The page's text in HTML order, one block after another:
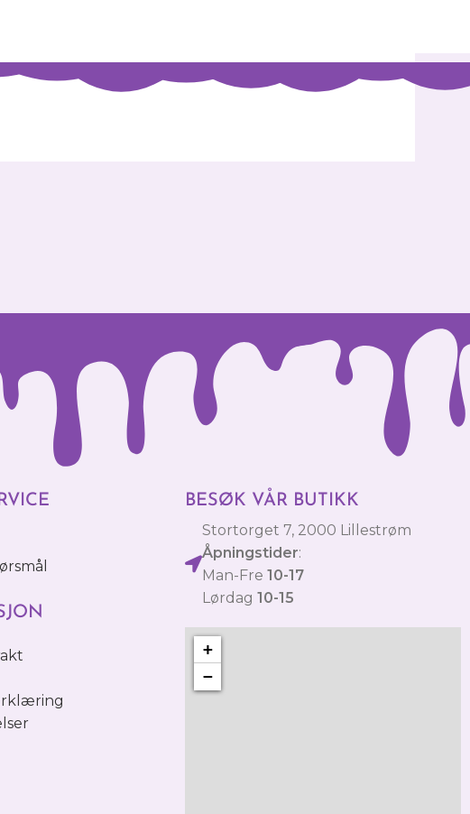
BESØK VÅR BUTIKK
Stortorget 7, 2000 Lillestrøm
Åpningstider:
Man-Fre 10-17
Lørdag 10-15
+
−